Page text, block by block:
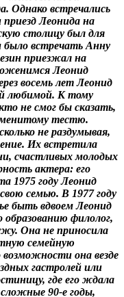
Однако встречались
Леонида на
столицу был для
было встречать Анну
приезжал на
Леонид
восемь лет Леонид
любимой. К тому
не смог бы сказать,
тестю.
не раздумывая,
Их встретила
счастливых молодых
актера: его
1975 году Леонид
семью. В 1977 году
быть вдвоем Леонид
филолог,
Она не приносила
семейную
возможности она везде
гастролей или
где его ждала
90-е годы,